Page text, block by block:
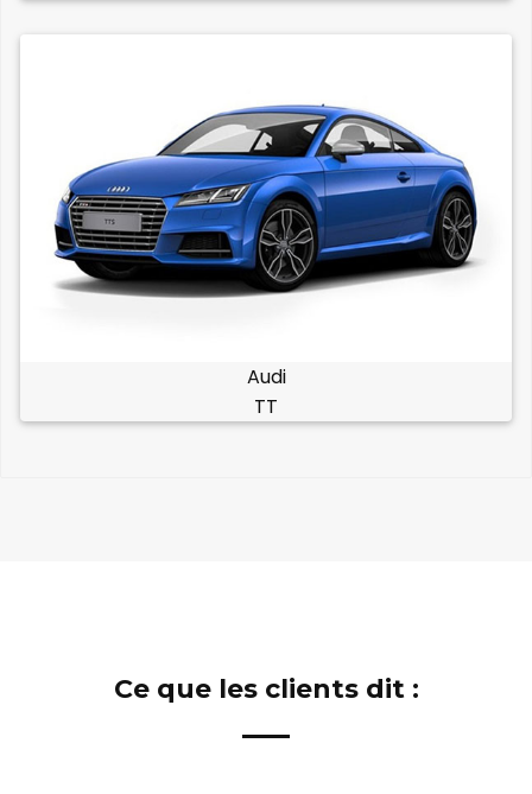
Audi
TT
Ce que les clients dit :